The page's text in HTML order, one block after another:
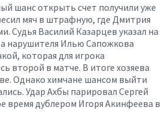
шанс открыть счет получили уже
мяч в штрафную, где Дмитрия
Судья Василий Казарцев указал на
нарушителя Илью Сапожкова
которая для игрока
второй в матче. В итоге хозяева
Однако химчане шансом выйти
Удар Ахбы парировал Сергей
время дублером Игоря Акинфеева в